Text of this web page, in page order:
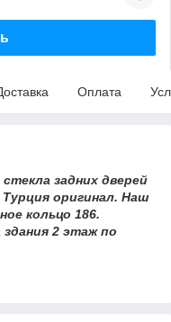
Оплата
задних дверей
оригинал. Наш
кольцо 186.
2 этаж по